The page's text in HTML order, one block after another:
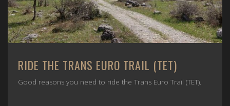
RIDE THE TRANS EURO TRAIL (TET)
Good reasons you need to ride the Trans Euro Trail (TET).